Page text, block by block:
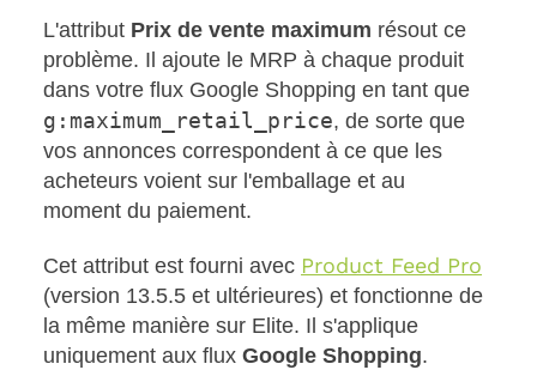
L'attribut Prix de vente maximum résout ce
problème. Il ajoute le MRP à chaque produit
dans votre flux Google Shopping en tant que
g:maximum_retail_price, de sorte que
vos annonces correspondent à ce que les
acheteurs voient sur l'emballage et au
moment du paiement.
Cet attribut est fourni avec Product Feed Pro
(version 13.5.5 et ultérieures) et fonctionne de
la même manière sur Elite. Il s'applique
uniquement aux flux Google Shopping.